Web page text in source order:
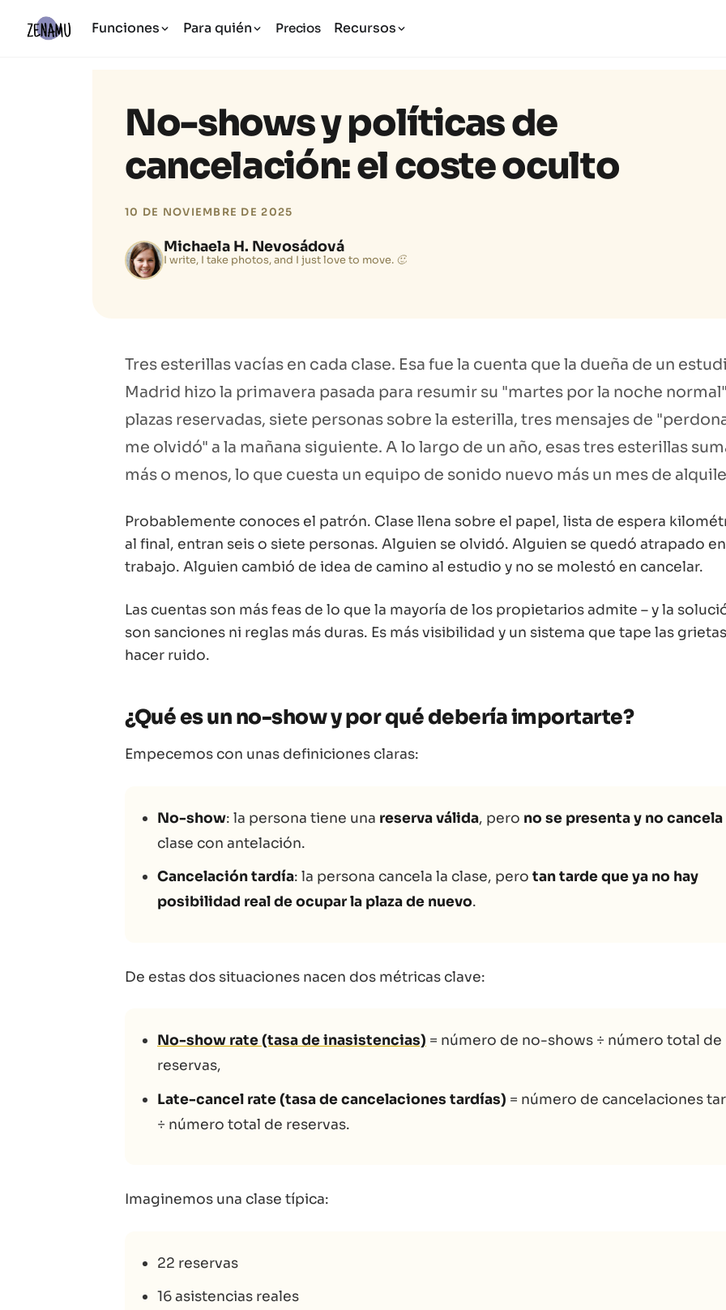
Funciones Para quién Precios Recursos
No-shows y políticas de
cancelación: el coste oculto
10 DE NOVIEMBRE DE 2025
Michaela H. Nevosádová
I write, I take photos, and I just love to move. 🙂
Tres esterillas vacías en cada clase. Esa fue la cuenta que la dueña de un
Madrid hizo la primavera pasada para resumir su "martes por la noche
plazas reservadas, siete personas sobre la esterilla, tres mensajes de
me olvidó" a la mañana siguiente. A lo largo de un año, esas tres esterillas
más o menos, lo que cuesta un equipo de sonido nuevo más un mes de
Probablemente conoces el patrón. Clase llena sobre el papel, lista de espera
al final, entran seis o siete personas. Alguien se olvidó. Alguien se quedó atrapado
trabajo. Alguien cambió de idea de camino al estudio y no se molestó en cancelar.
Las cuentas son más feas de lo que la mayoría de los propietarios admite – y la
son sanciones ni reglas más duras. Es más visibilidad y un sistema que tape las
hacer ruido.
¿Qué es unno-showy por qué debería importarte?
Empecemos con unas definiciones claras:
No-show: la persona tiene una reserva válida, pero no se presenta y no cancela
clase con antelación.
Cancelación tardía: la persona cancela la clase, pero tan tarde que ya no hay
posibilidad real de ocupar la plaza de nuevo.
De estas dos situaciones nacen dos métricas clave:
No-show rate (tasa de inasistencias) = número de no-shows ÷ número total de
reservas,
Late-cancel rate (tasa de cancelaciones tardías) = número de cancelaciones
÷ número total de reservas.
Imaginemos una clase típica:
22 reservas
16 asistencias reales